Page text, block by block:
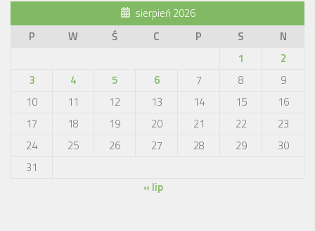
sierpień 2026
P
W Ś C P S
N
1
2
3
4 5 6 7 8
9
10
11 12 13 14 15
16
17
18 19 20 21 22
23
24
25 26 27 28 29
30
31
« lip